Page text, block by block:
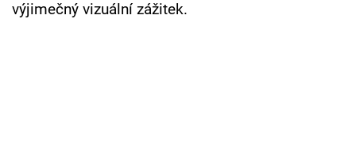
výjimečný vizuální zážitek.